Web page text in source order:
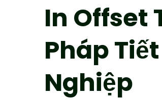
In Offset
Pháp
Nghiệp